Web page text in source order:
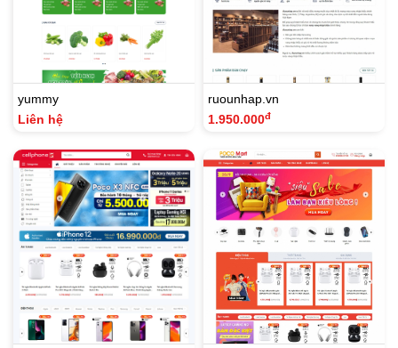
yummy
Liên hệ
ruounhap.vn
1.950.000đ